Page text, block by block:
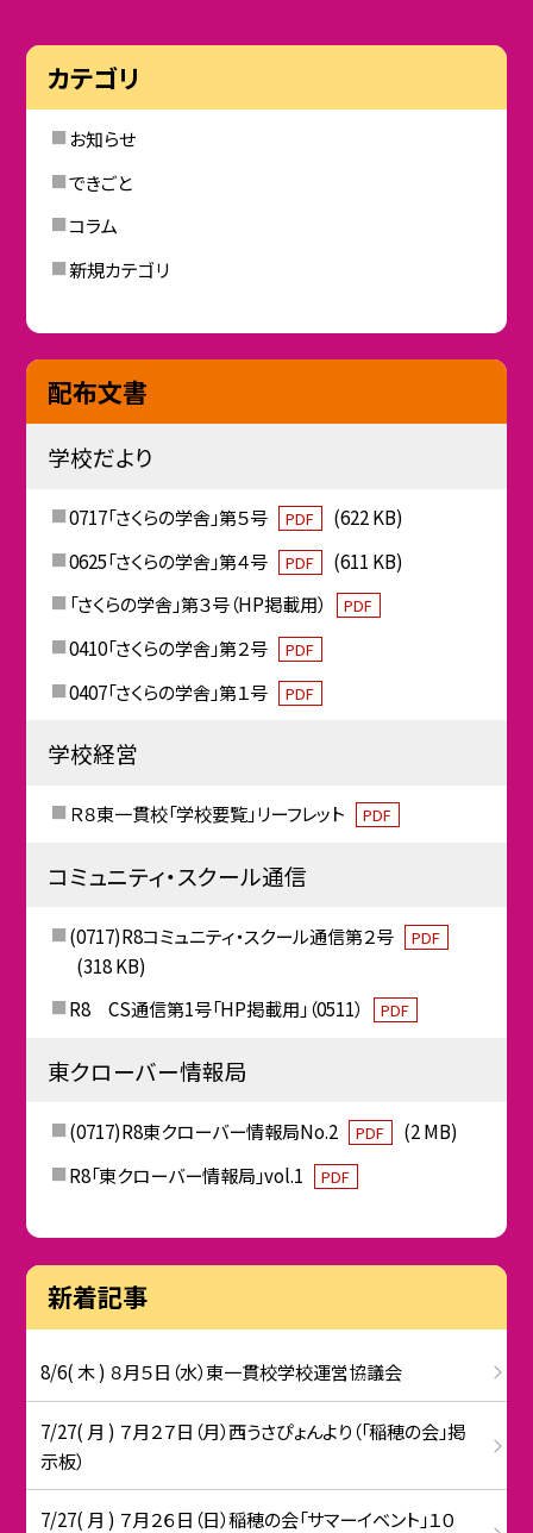
カテゴリ
お知らせ
できごと
コラム
新規カテゴリ
配布文書
学校だより
0717「さくらの学舎」第５号 PDF
(622 KB)
0625「さくらの学舎」第４号
PDF
(611 KB)
「さくらの学舎」第３号（HP掲載用）
PDF
0410「さくらの学舎」第２号 PDF
0407「さくらの学舎」第１号 PDF
学校経営
Ｒ８東一貫校「学校要覧」リーフレット PDF
コミュニティ・スクール通信
(0717)R8コミュニティ・スクール通信第２号 PDF
(318 KB)
R8 CS通信第1号「HP掲載用」（0511）
PDF
東クローバー情報局
(0717)R8東クローバー情報局No.2 PDF
(2 MB)
R8「東クローバー情報局」vol.1
PDF
新着記事
8/6( 木 ) ８月５日（水）東一貫校学校運営協議会
7/27( 月 ) ７月２７日（月）西うさぴょんより（「稲穂の会」掲
示板）
7/27( 月 ) ７月２６日（日）稲穂の会「サマーイベント」１０